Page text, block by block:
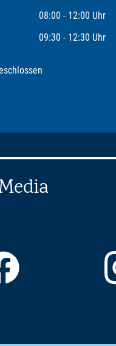
08:00 - 12:00 Uhr
09:30 - 12:30 Uhr